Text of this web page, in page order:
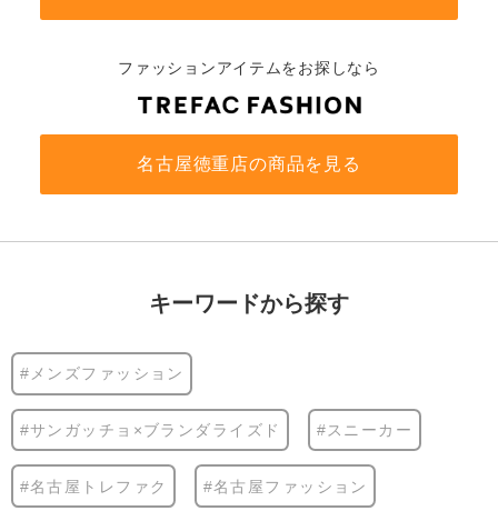
ファッションアイテムをお探しなら
名古屋徳重店の商品を見る
キーワードから探す
#メンズファッション
#サンガッチョ×ブランダライズド #スニーカー
#名古屋トレファク #名古屋ファッション